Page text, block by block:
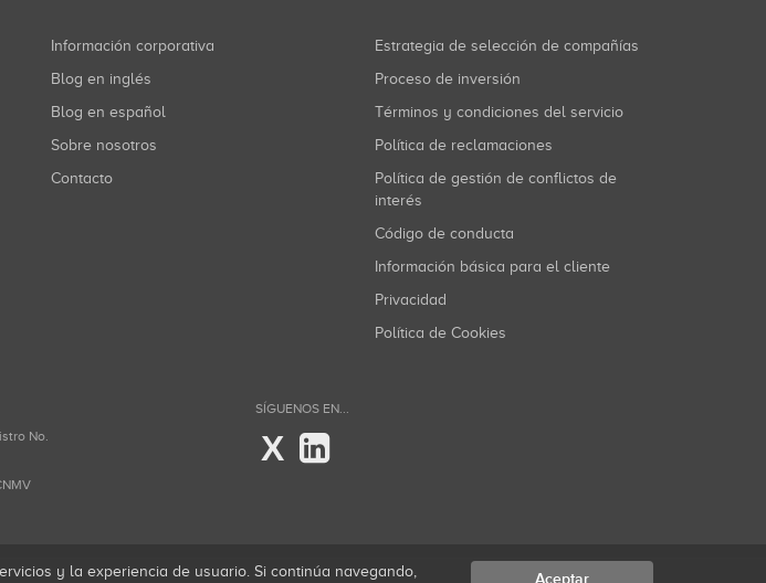
Información corporativa
Blog en inglés
Blog en español
Sobre nosotros
Contacto
Estrategia de selección de compañías
Proceso de inversión
Términos y condiciones del servicio
Política de reclamaciones
Política de gestión de conflictos de
interés
Código de conducta
Información básica para el cliente
Privacidad
Política de Cookies
No.
SÍGUENOS EN...
X
y la experiencia de usuario. Si continúa navegando, Aceptar